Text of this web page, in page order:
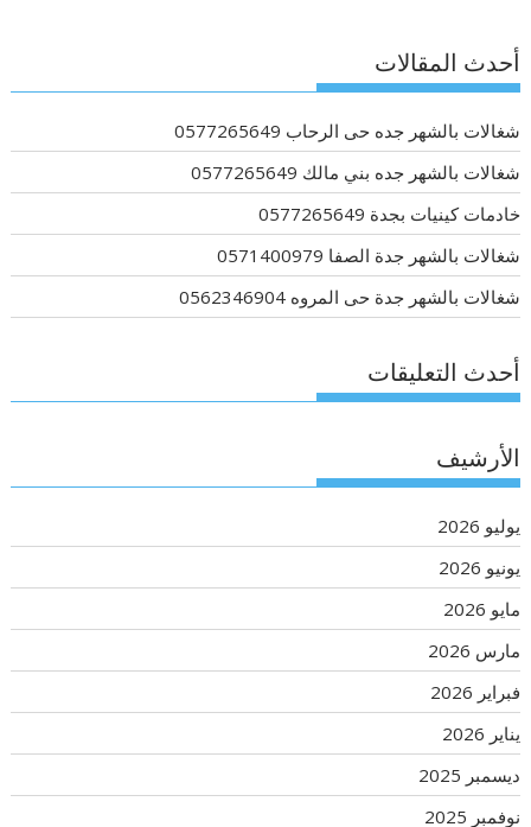
أحدث المقالات
شغالات بالشهر جده حى الرحاب 0577265649
شغالات بالشهر جده بني مالك 0577265649
خادمات كينيات بجدة 0577265649
شغالات بالشهر جدة الصفا 0571400979
شغالات بالشهر جدة حى المروه 0562346904
أحدث التعليقات
الأرشيف
يوليو 2026
يونيو 2026
مايو 2026
مارس 2026
فبراير 2026
يناير 2026
ديسمبر 2025
نوفمبر 2025